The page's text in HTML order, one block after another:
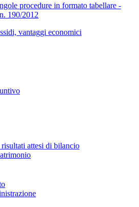
procedure in formato tabellare -
190/2012
vantaggi economici
attesi di bilancio